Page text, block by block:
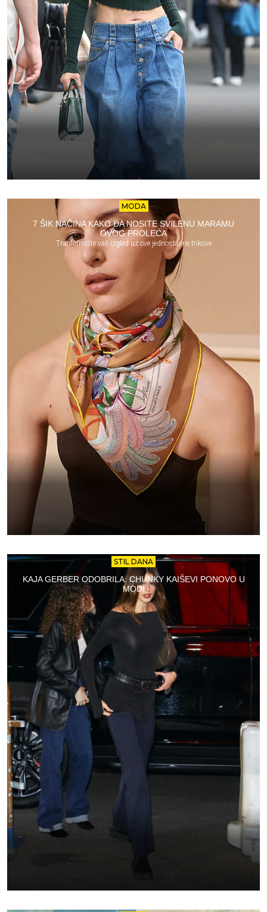
MODA
7 ŠIK NAČINA KAKO DA NOSITE SVILENU MARAMU
OVOG PROLEĆA
Tranformište vaš izgled uz ove jednostavne trikove
STIL DANA
KAJA GERBER ODOBRILA: CHUNKY KAIŠEVI PONOVO U
MODI